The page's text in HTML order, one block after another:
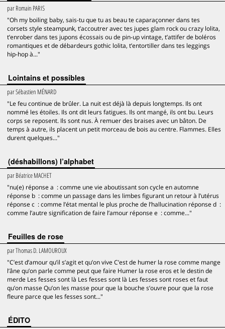
parRomain PARIS
"Oh my boiling baby, sais-tu que tu as beau te caparaçonner dans tes
corsets style steampunk, t’accoutrer avec tes jupes glam rock ou crazy lolita,
t’enrober dans tes jupons écossais ou de pin-up vintage, t’attifer de boléros
romantiques et de débardeurs gothic lolita, t’entortiller dans tes leggings
hip-hop à..."
Lointains et possibles
parSébastien MÉNARD
"Le feu continue de brûler. La nuit est déjà là depuis longtemps. Ils ont
nommé les étoiles. Ils ont dit leurs fatigues. Ils ont mangé, ils ont bu. Leurs
corps se reposent. Ils sont nus. À remuer des braises avec un bâton. De
temps à autre, ils placent un petit morceau de bois au centre. Flammes. Elles
durent quelques..."
(déshabillons) l’alphabet
parBéatrice MACHET
"nu(e) réponse a : comme une vie aboutissant son cycle en automne
réponse b : comme un passage dans les limbes figurant un retour à l’utérus
réponse c : comme l’état mental le plus proche de l’hallucination réponse d :
comme l’autre signification de faire l’amour réponse e : comme..."
Feuilles de rose
parThomas D. LAMOUROUX
"C’est d’amour qu’il s’agit et qu’on vive C’est de humer la rose comme mange
l’âne qu’on parle comme peut que faire Humer la rose eros et le destin de
merde Les fesses sont là Les fesses sont là Les fesses sont roses et faut
qu’on masse Qu’on les masse pour que la bouche s’ouvre pour que la rose
fleure parce que les fesses sont..."
ÉDITO